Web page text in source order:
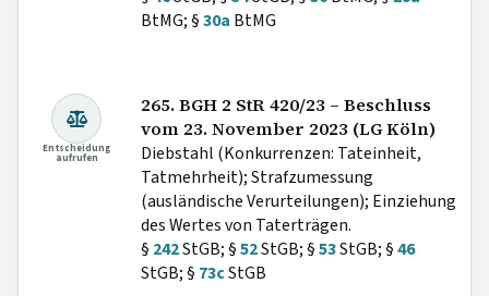
BtMG; §30a BtMG
Entscheidung
aufrufen
265. BGH 2 StR 420/23 – Beschluss
vom 23. November 2023 (LG Köln)
Diebstahl (Konkurrenzen: Tateinheit,
Tatmehrheit); Strafzumessung
(ausländische Verurteilungen); Einziehung
des Wertes von Taterträgen.
§ 242StGB; §52StGB; §53StGB; §46
StGB; § 73cStGB